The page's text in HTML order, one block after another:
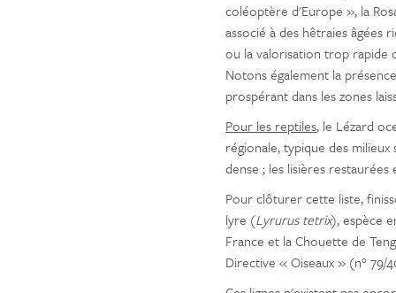
coléoptère d'Europe », la
associé à des hêtraies âgées
ou la valorisation trop rapide
Notons également la
prospérant dans les zones
Pour les reptiles, le Lézard
régionale, typique des
dense ; les lisières
Pour clôturer cette liste,
lyre (Lyrurus tetrix), espèce
France et la Chouette de
Directive « Oiseaux » (n° 79/